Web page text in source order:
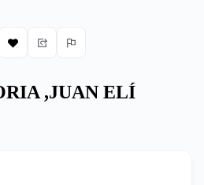
,JUAN ELÍ